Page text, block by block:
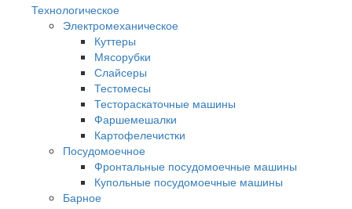
Технологическое
Электромеханическое
Куттеры
Мясорубки
Слайсеры
Тестомесы
Тестораскаточные машины
Фаршемешалки
Картофелечистки
Посудомоечное
Фронтальные посудомоечные машины
Купольные посудомоечные машины
Барное